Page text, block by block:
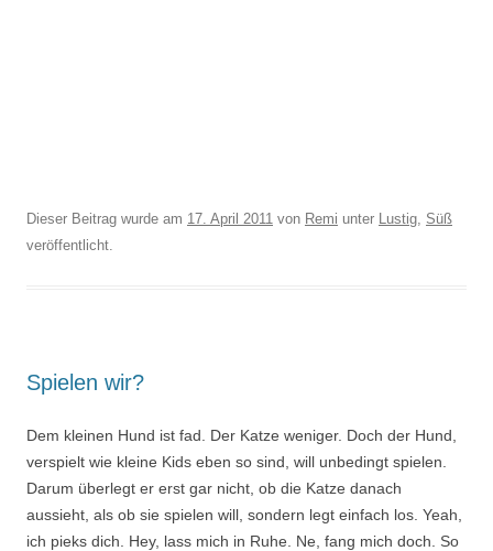
Dieser Beitrag wurde am 17. April 2011 von Remi unter Lustig, Süß
veröffentlicht.
Spielen wir?
Dem kleinen Hund ist fad. Der Katze weniger. Doch der Hund,
verspielt wie kleine Kids eben so sind, will unbedingt spielen.
Darum überlegt er erst gar nicht, ob die Katze danach
aussieht, als ob sie spielen will, sondern legt einfach los. Yeah,
ich pieks dich. Hey, lass mich in Ruhe. Ne, fang mich doch. So